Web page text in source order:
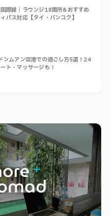
際線｜ラウンジ18箇所&おすすめ
パス対応【タイ・バンコク】
ンムアン空港での過ごし方5選！24
ト・マッサージも！